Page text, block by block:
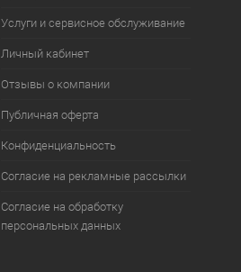
Услуги и сервисное обслуживание
Личный кабинет
Отзывы о компании
Публичная оферта
Конфиденциальность
Согласие на рекламные рассылки
Согласие на обработку
персональных данных